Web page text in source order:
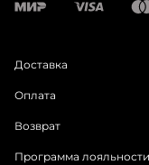
Доставка
Оплата
Возврат
Программа лояльности